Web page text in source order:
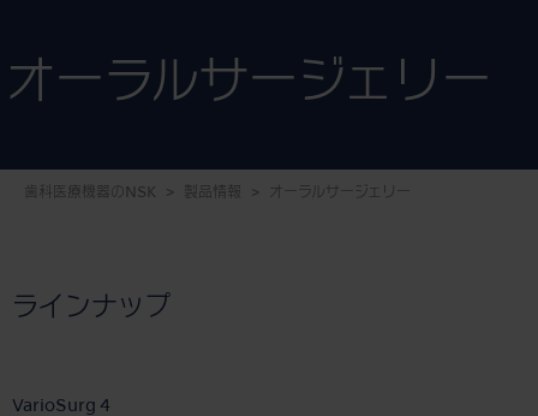
オーラルサージェリー
歯科医療機器のNSK 製品情報 オーラルサージェリー
ラインナップ
VarioSurg 4